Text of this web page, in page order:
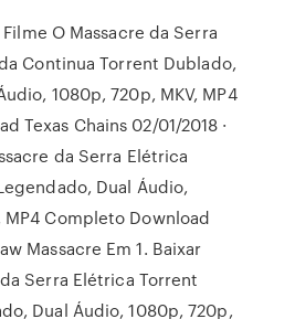
Filme O Massacre da Serra
Continua Torrent Dublado,
1080p, 720p, MKV, MP4
Texas Chains 02/01/2018 ·
da Serra Elétrica
Dual Áudio,
MP4 Completo Download
Massacre Em 1. Baixar
Serra Elétrica Torrent
Dual Áudio, 1080p, 720p,